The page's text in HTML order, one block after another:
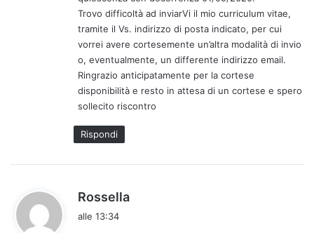
o
:
Trovo difficoltà ad inviarVi il mio curriculum vitae,
tramite il Vs. indirizzo di posta indicato, per cui
vorrei avere cortesemente un’altra modalità di invio
o, eventualmente, un differente indirizzo email.
Ringrazio anticipatamente per la cortese
disponibilità e resto in attesa di un cortese e spero
sollecito riscontro
Rispondi
Rossella
alle 13:34